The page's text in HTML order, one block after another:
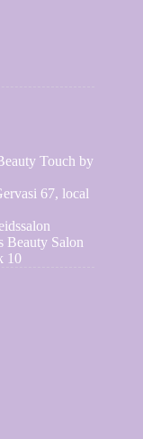
Touch by
67, local
Beauty Salon
10